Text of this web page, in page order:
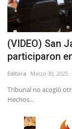
(VIDEO) San
participaron
Editora Marzo 30, 2025
Tribunal no acogió
Hechos...